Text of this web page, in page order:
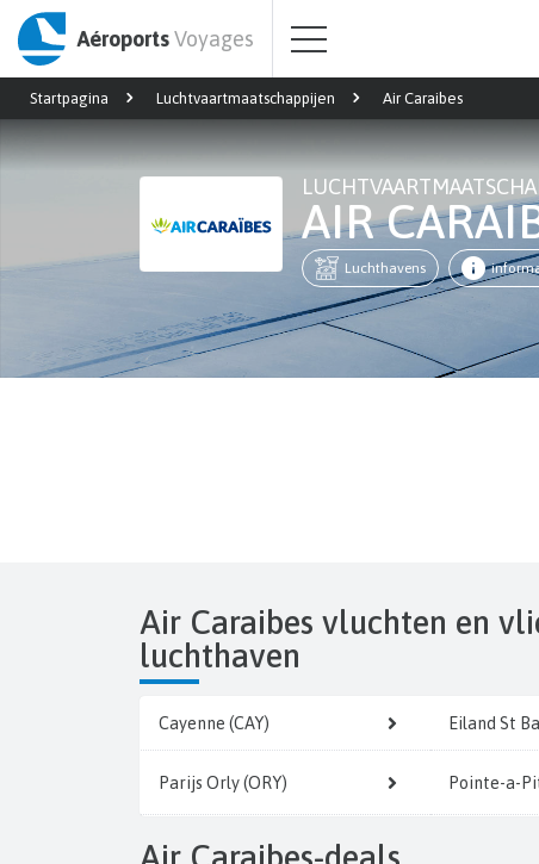
AéroportsVoyages
Startpagina Luchtvaartmaatschappijen Air Caraibes
AIR
Luchthavens
Air Caraibes vluchten en
luchthaven
Cayenne (CAY) Eiland St
Parijs Orly (ORY) Pointe-a-